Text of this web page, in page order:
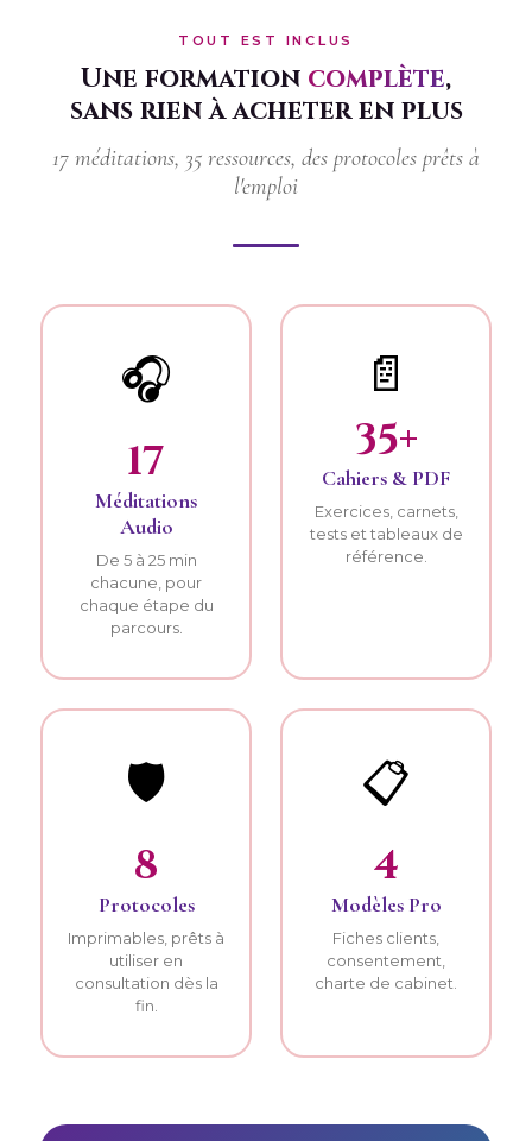
TOUT EST INCLUS
Une formation complète,
sans rien à acheter en plus
17 méditations, 35 ressources, des protocoles prêts à
l'emploi
🎧
17
Méditations
Audio
De 5 à 25 min
chacune, pour
chaque étape du
parcours.
📄
35+
Cahiers & PDF
Exercices, carnets,
tests et tableaux de
référence.
🛡️
8
Protocoles
Imprimables, prêts à
utiliser en
consultation dès la
fin.
📋
4
Modèles Pro
Fiches clients,
consentement,
charte de cabinet.